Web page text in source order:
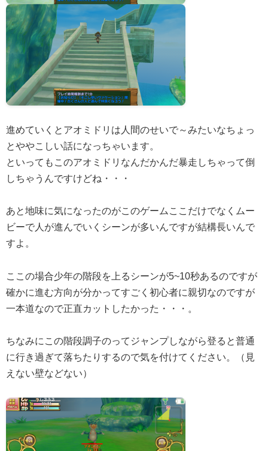
進めていくとアオミドリは人間のせいで～みたいなちょっ
とややこしい話になっちゃいます。
といってもこのアオミドリなんだかんだ暴走しちゃって倒
しちゃうんですけどね・・・
あと地味に気になったのがこのゲームここだけでなくムー
ビーで人が進んでいくシーンが多いんですが結構長いんで
すよ。
ここの場合少年の階段を上るシーンが5~10秒あるのですが
確かに進む方向が分かってすごく初心者に親切なのですが
一本道なので正直カットしたかった・・・。
ちなみにこの階段調子のってジャンプしながら登ると普通
に行き過ぎて落ちたりするので気を付けてください。（見
えない壁などない）